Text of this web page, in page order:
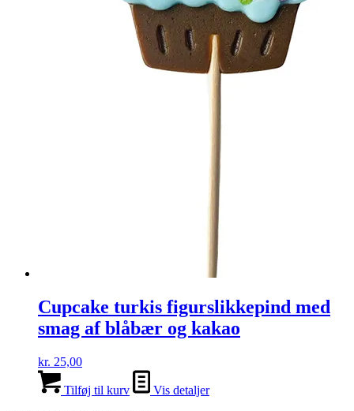
Cupcake turkis figurslikkepind med
smag af blåbær og kakao
kr. 25,00
Tilføj til kurv Vis detaljer